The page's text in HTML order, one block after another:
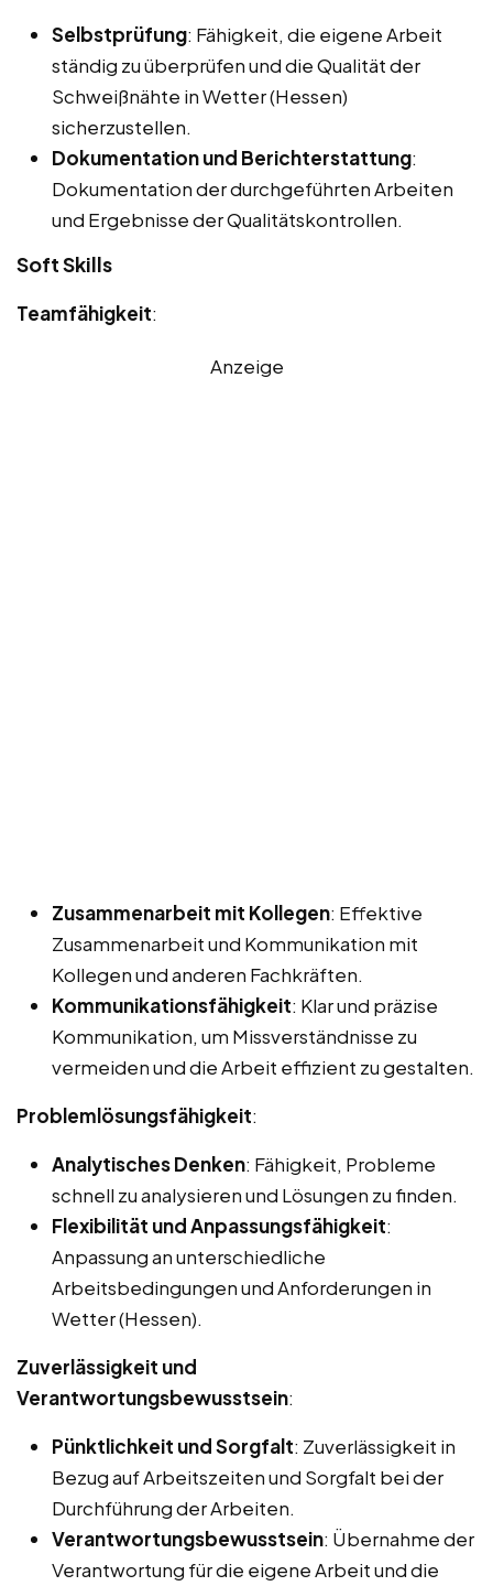
Selbstprüfung: Fähigkeit, die eigene Arbeit
ständig zu überprüfen und die Qualität der
Schweißnähte in Wetter (Hessen)
sicherzustellen.
Dokumentation und Berichterstattung:
Dokumentation der durchgeführten Arbeiten
und Ergebnisse der Qualitätskontrollen.
Soft Skills
Teamfähigkeit:
Anzeige
Zusammenarbeit mit Kollegen: Effektive
Zusammenarbeit und Kommunikation mit
Kollegen und anderen Fachkräften.
Kommunikationsfähigkeit: Klar und präzise
Kommunikation, um Missverständnisse zu
vermeiden und die Arbeit effizient zu gestalten.
Problemlösungsfähigkeit:
Analytisches Denken: Fähigkeit, Probleme
schnell zu analysieren und Lösungen zu finden.
Flexibilität und Anpassungsfähigkeit:
Anpassung an unterschiedliche
Arbeitsbedingungen und Anforderungen in
Wetter (Hessen).
Zuverlässigkeit und
Verantwortungsbewusstsein:
Pünktlichkeit und Sorgfalt: Zuverlässigkeit in
Bezug auf Arbeitszeiten und Sorgfalt bei der
Durchführung der Arbeiten.
Verantwortungsbewusstsein: Übernahme der
Verantwortung für die eigene Arbeit und die